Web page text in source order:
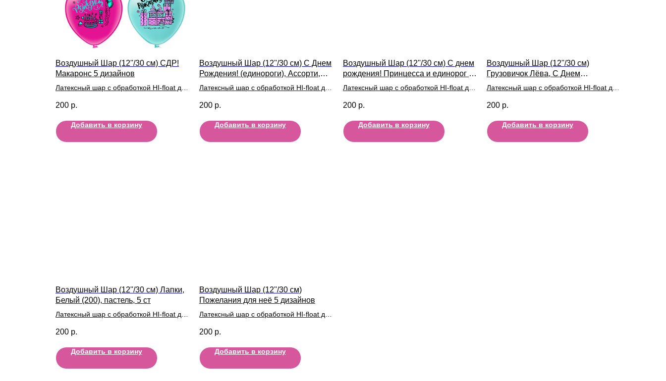
Воздушный Шар (12''/30 см) СДР!
Макаронс 5 дизайнов
Латексный шар с обработкой HI-float для
200 р.
Добавить в корзину
Воздушный Шар (12''/30 см) С Днем
Рождения! (единороги), Ассорти,
пастель
Латексный шар с обработкой HI-float для
200 р.
Добавить в корзину
Воздушный Шар (12''/30 см) С днем
рождения! Принцесса и единорог 5
дизайнов
Латексный шар с обработкой HI-float для
200 р.
Добавить в корзину
Воздушный Шар (12''/30 см)
Грузовичок Лёва, С Днем
Рождения!, Белый (200)
Латексный шар с обработкой HI-float для
200 р.
Добавить в корзину
Воздушный Шар (12''/30 см) Лапки,
Белый (200), пастель, 5 ст
Латексный шар с обработкой HI-float для
200 р.
Добавить в корзину
Воздушный Шар (12''/30 см)
Пожелания для неё 5 дизайнов
Латексный шар с обработкой HI-float для
200 р.
Добавить в корзину